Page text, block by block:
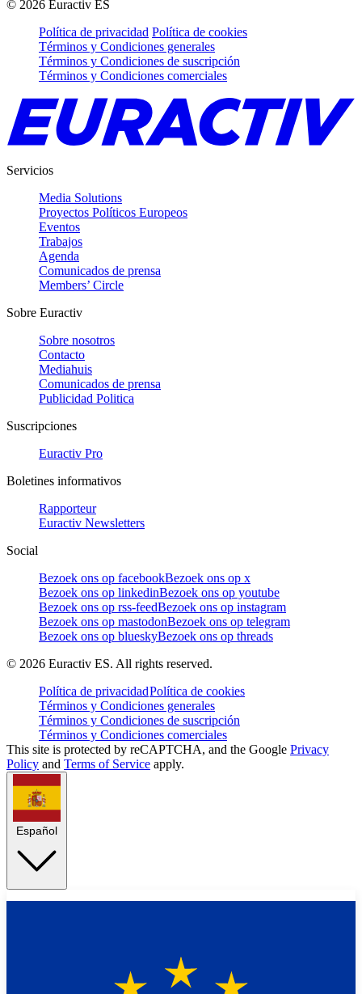
© 2026 Euractiv ES
Política de privacidad Política de cookies
Términos y Condiciones generales
Términos y Condiciones de suscripción
Términos y Condiciones comerciales
Servicios
Media Solutions
Proyectos Políticos Europeos
Eventos
Trabajos
Agenda
Comunicados de prensa
Members’ Circle
Sobre Euractiv
Sobre nosotros
Contacto
Mediahuis
Comunicados de prensa
Publicidad Politica
Suscripciones
Euractiv Pro
Boletines informativos
Rapporteur
Euractiv Newsletters
Social
Bezoek ons op facebookBezoek ons op x
Bezoek ons op linkedinBezoek ons op youtube
Bezoek ons op rss-feedBezoek ons op instagram
Bezoek ons op mastodonBezoek ons op telegram
Bezoek ons op blueskyBezoek ons op threads
© 2026 Euractiv ES. All rights reserved.
Política de privacidadPolítica de cookies
Términos y Condiciones generales
Términos y Condiciones de suscripción
Términos y Condiciones comerciales
This site is protected by reCAPTCHA, and the Google Privacy
Policy and Terms of Service apply.
Español